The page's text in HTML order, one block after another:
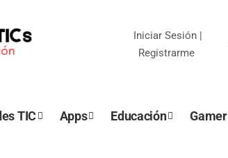
Iniciar Sesión|
Registrarme
TIC Apps Educación Gamer